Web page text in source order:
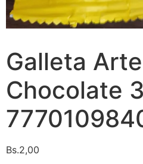
Galleta
Chocolate
Bs.2,00